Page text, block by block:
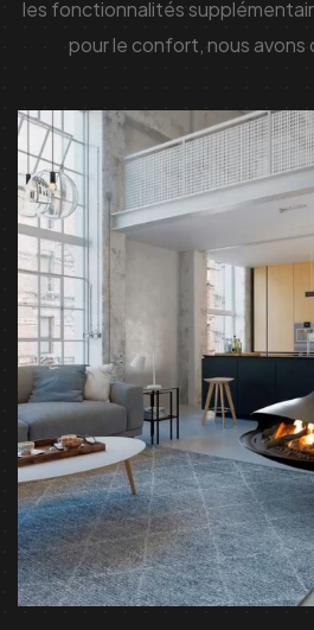
les fonctionnalités
pour le confort, nous avons